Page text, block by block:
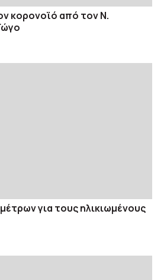
κορονοϊό από τον Ν.
για τους ηλικιωμένους